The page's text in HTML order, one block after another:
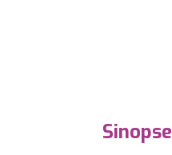
Sinopse